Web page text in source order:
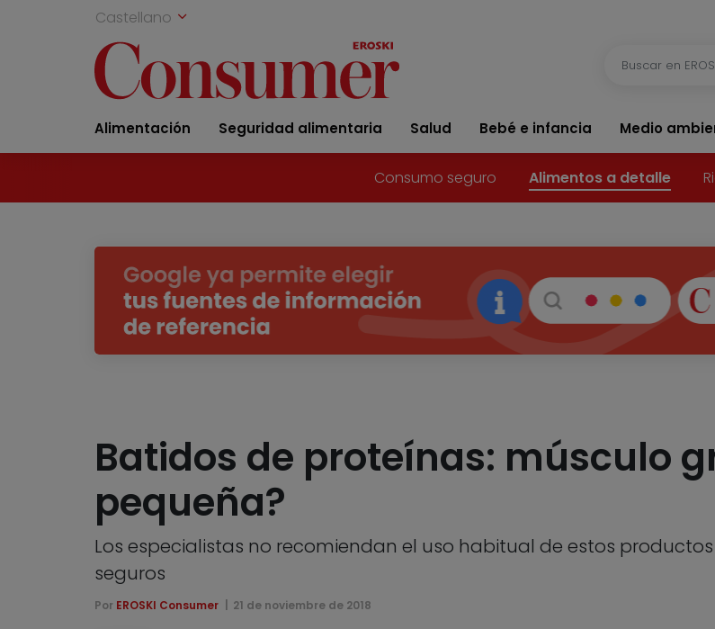
Castellano
Alimentación Seguridad alimentaria Salud Bebé e infancia Medio
Consumo seguro Alimentos a detalle
Batidos de proteínas: músculo
pequeña?
Los especialistas no recomiendan el uso habitual de estos
seguros
Por EROSKI Consumer 21 de noviembre de 2018